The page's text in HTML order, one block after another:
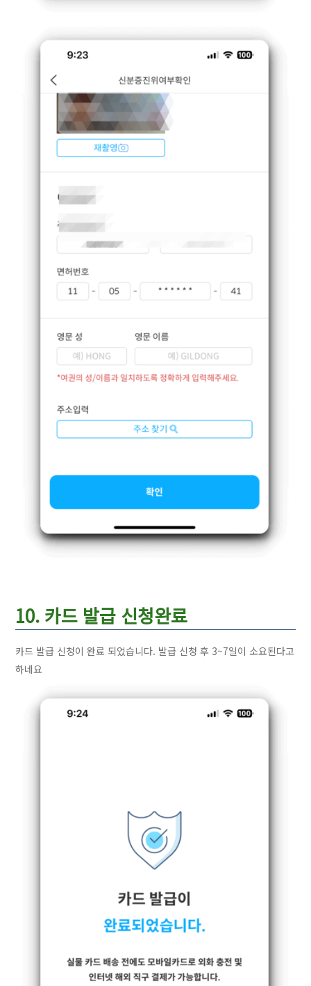
10. 카드 발급 신청완료
카드 발급 신청이 완료 되었습니다. 발급 신청 후 3~7일이 소요된다고
하네요